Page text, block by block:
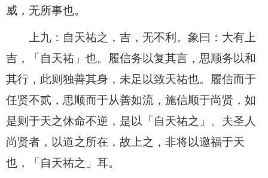
威，无所事也。
上九：自天祐之，吉，无不利。象曰：大有上
吉，「自天祐」也。履信务以复其言，思顺务以和
其行，此则独善其身，未足以致天祐也。履信而于
任贤不贰，思顺而于从善如流，施信顺于尚贤，如
是则于天之休命不逆，是以「自天祐之」。夫圣人
尚贤者，以道之所在，故上之，非将以邀福于天
也，「自天祐之」耳。